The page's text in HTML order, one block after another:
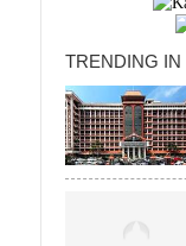
TRENDING IN
×